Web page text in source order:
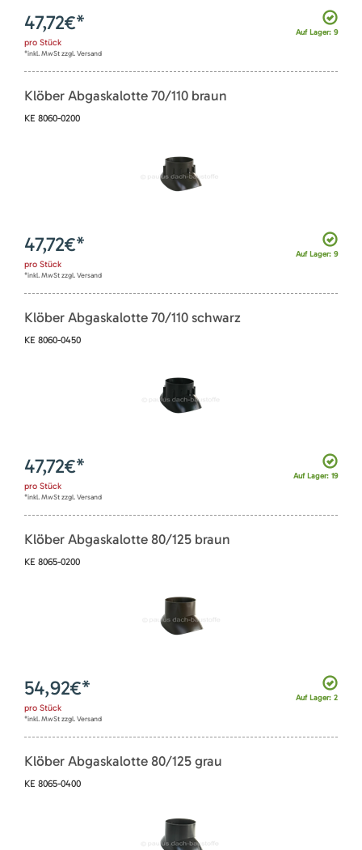
Auf Lager: 9
47,72€*
pro Stück
*inkl. MwSt zzgl. Versand
Klöber Abgaskalotte 70/110 braun
KE 8060-0200
Auf Lager: 9
47,72€*
pro Stück
*inkl. MwSt zzgl. Versand
Klöber Abgaskalotte 70/110 schwarz
KE 8060-0450
Auf Lager: 19
47,72€*
pro Stück
*inkl. MwSt zzgl. Versand
Klöber Abgaskalotte 80/125 braun
KE 8065-0200
Auf Lager: 2
54,92€*
pro Stück
*inkl. MwSt zzgl. Versand
Klöber Abgaskalotte 80/125 grau
KE 8065-0400